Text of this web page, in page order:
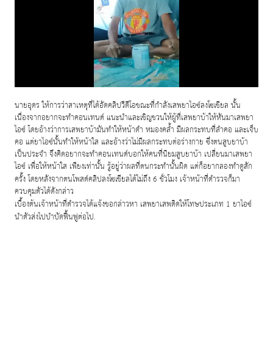
นายอุดร ให้การว่าสาเหตุที่ได้อัดคลิปวีดีโอขณะที่กำลังเสพยาไอซ์ลงโซเชียล นั้น
เนื่องจากอยากจะทำคอนเทนต์ แนะนำและเชิญชวนให้ผู้ที่เสพยาบ้าให้หันมาเสพยา
ไอซ์ โดยอ้างว่าการเสพยาบ้ามันทำให้หน้าดำ หมองคล้ำ มีผลกระทบที่ลำคอ และเจ็บ
คอ แต่ยาไอซ์นั้นทำให้หน้าใส และอ้างว่าไม่มีผลกระทบต่อร่างกาย ซึ่งตนสูบยาบ้า
เป็นประจำ จึงคิดอยากจะทำคอนเทนต์บอกให้คนที่นิยมสูบยาบ้า เปลี่ยนมาเสพยา
ไอซ์ เพื่อให้หน้าใส เพียงเท่านั้น รู้อยู่ว่าผลที่ตนกระทำนั้นผิด แต่ก็อยากลองทำดูสัก
ครั้ง โดยหลังจากตนโพสต์คลิปลงโซเชียลได้ไม่ถึง6 ชั่วโมง เจ้าหน้าที่ตำรวจก็มา
ควบคุมตัวได้ดังกล่าว
เบื้องต้นเจ้าหน้าที่ตำรวจได้แจ้งขอกล่าวหา เสพยาเสพติดให้โทษประเภท 1 ยาไอซ์
นำตัวส่งไปบำบัดฟื้นฟูต่อไป.